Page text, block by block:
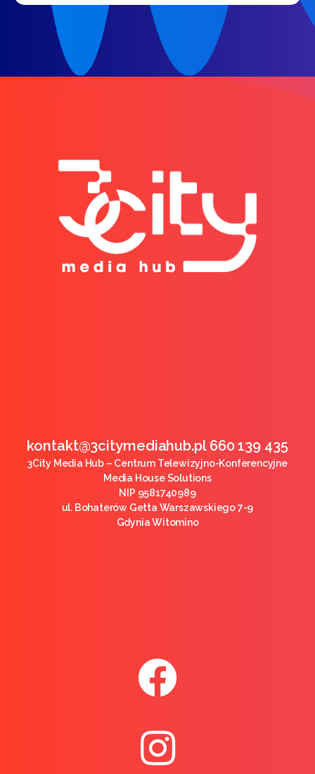
kontakt@3citymediahub.pl 660 139 435
3City Media Hub – Centrum Telewizyjno-Konferencyjne
Media House Solutions
NIP 9581740989
ul. Bohaterów Getta Warszawskiego 7-9
Gdynia Witomino